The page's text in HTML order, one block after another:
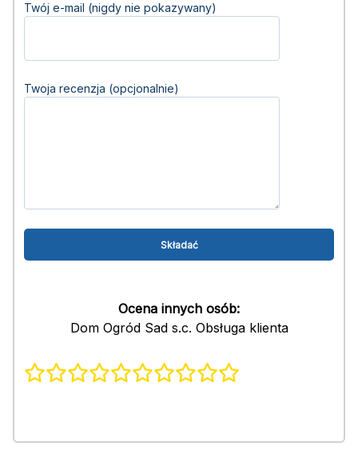
Twój e-mail (nigdy nie pokazywany)
Twoja recenzja (opcjonalnie)
Ocena innych osób:
Dom Ogród Sad s.c. Obsługa klienta